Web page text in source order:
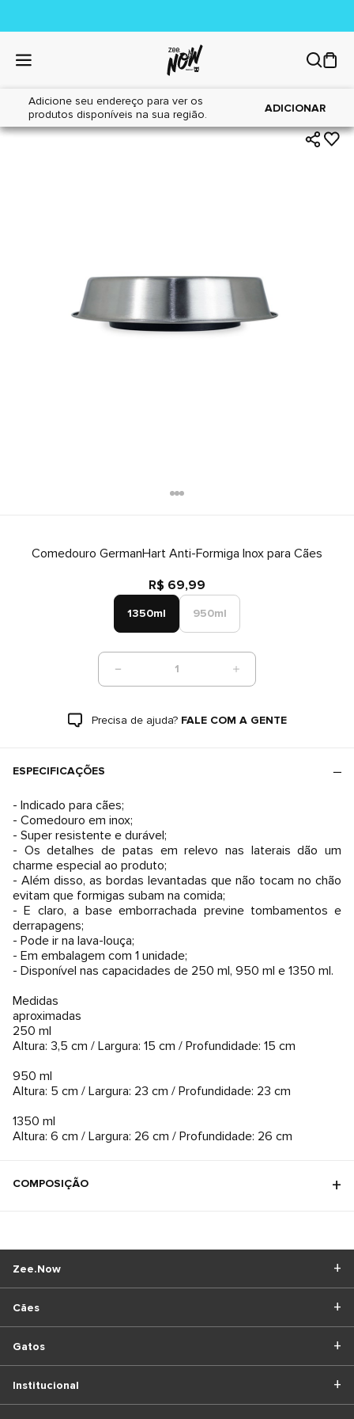
Adicione seu endereço para ver os
produtos disponíveis na sua região.
ADICIONAR
Home|Cães|Acessórios
Comedouro GermanHart Anti-Formiga Inox para Cães
R$ 69,99
1350ml 950ml
1
Precisa de ajuda? FALE COM A GENTE
ESPECIFICAÇÕES
- Indicado para cães;
- Comedouro em inox;
- Super resistente e durável;
- Os detalhes de patas em relevo nas laterais dão um
charme especial ao produto;
- Além disso, as bordas levantadas que não tocam no chão
evitam que formigas subam na comida;
- E claro, a base emborrachada previne tombamentos e
derrapagens;
- Pode ir na lava-louça;
- Em embalagem com 1 unidade;
- Disponível nas capacidades de 250 ml, 950 ml e 1350 ml.
Medidas
aproximadas
250 ml
Altura: 3,5 cm / Largura: 15 cm / Profundidade: 15 cm
950 ml
Altura: 5 cm / Largura: 23 cm / Profundidade: 23 cm
1350 ml
Altura: 6 cm / Largura: 26 cm / Profundidade: 26 cm
COMPOSIÇÃO
Cães
Gatos
Zee.Now
Institucional